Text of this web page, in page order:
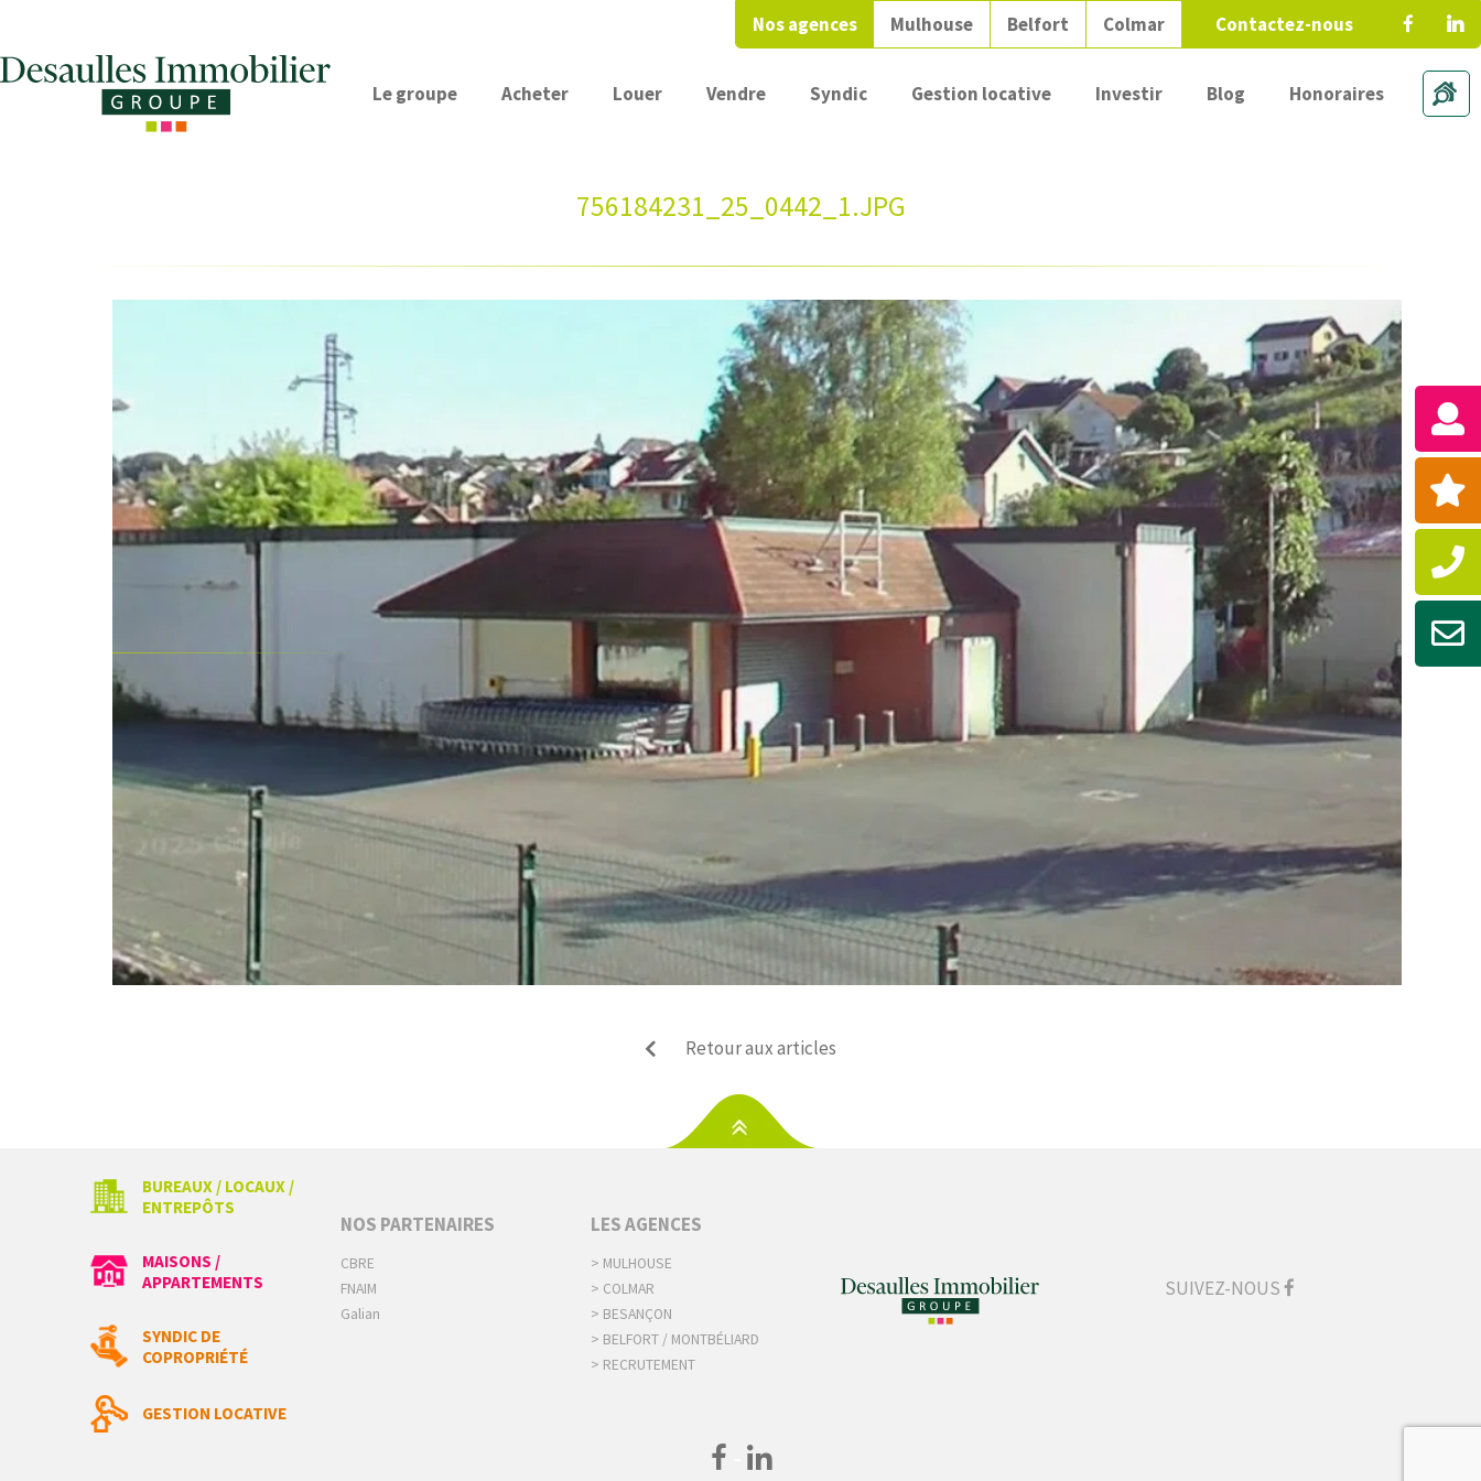
Le groupe Acheter Louer Vendre Syndic Gestion locative Investir Blog Honoraires
Nos agences Mulhouse Belfort Colmar Contactez-nous
756184231_25_0442_1.JPG
Retour aux articles
BUREAUX / LOCAUX /
ENTREPÔTS
MAISONS /
APPARTEMENTS
SYNDIC DE
COPROPRIÉTÉ
GESTION LOCATIVE
NOS PARTENAIRES
CBRE
FNAIM
Galian
LES AGENCES
> MULHOUSE
> COLMAR
> BESANÇON
> BELFORT / MONTBÉLIARD
> RECRUTEMENT
SUIVEZ-NOUS